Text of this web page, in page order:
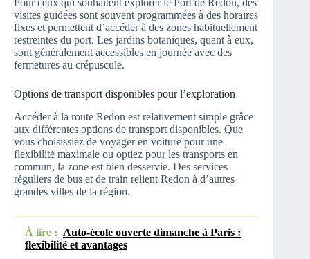
visites guidées sont souvent programmées à des horaires
fixes et permettent d’accéder à des zones habituellement
restreintes du port. Les jardins botaniques, quant à eux,
sont généralement accessibles en journée avec des
fermetures au crépuscule.
Options de transport disponibles pour l’exploration
Accéder à la route Redon est relativement simple grâce
aux différentes options de transport disponibles. Que
vous choisissiez de voyager en voiture pour une
flexibilité maximale ou optiez pour les transports en
commun, la zone est bien desservie. Des services
réguliers de bus et de train relient Redon à d’autres
grandes villes de la région.
À lire : Auto-école ouverte dimanche à Paris :
flexibilité et avantages